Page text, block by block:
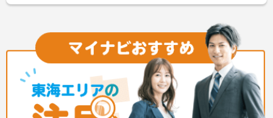
ご興味ある方には、面接対策ポイントなど、さらに
詳細をお話しいたしますのでお気軽にご相談くださ
い。